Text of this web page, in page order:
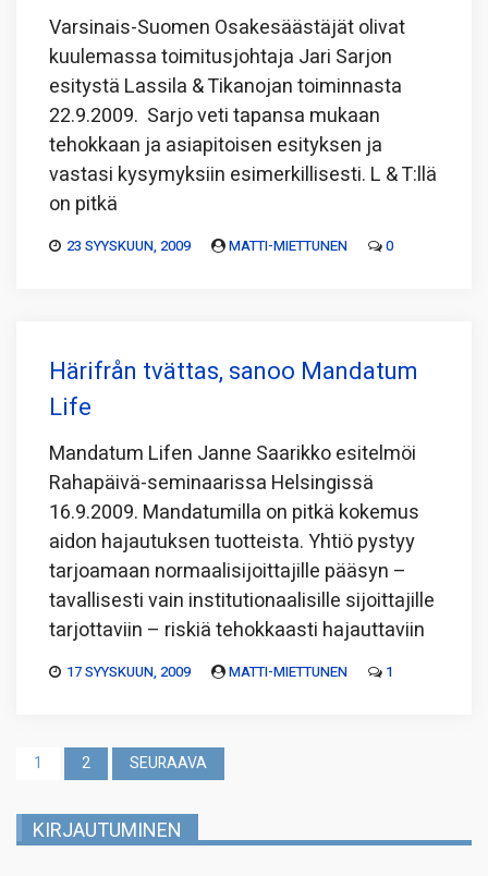
Varsinais-Suomen Osakesäästäjät olivat
kuulemassa toimitusjohtaja Jari Sarjon
esitystä Lassila & Tikanojan toiminnasta
22.9.2009. Sarjo veti tapansa mukaan
tehokkaan ja asiapitoisen esityksen ja
vastasi kysymyksiin esimerkillisesti. L & T:llä
on pitkä
23 SYYSKUUN, 2009 MATTI-MIETTUNEN 0
Härifrån tvättas, sanoo Mandatum
Life
Mandatum Lifen Janne Saarikko esitelmöi
Rahapäivä-seminaarissa Helsingissä
16.9.2009. Mandatumilla on pitkä kokemus
aidon hajautuksen tuotteista. Yhtiö pystyy
tarjoamaan normaalisijoittajille pääsyn –
tavallisesti vain institutionaalisille sijoittajille
tarjottaviin – riskiä tehokkaasti hajauttaviin
17 SYYSKUUN, 2009 MATTI-MIETTUNEN 1
Artikkelien
sivutus
1 2 SEURAAVA
KIRJAUTUMINEN